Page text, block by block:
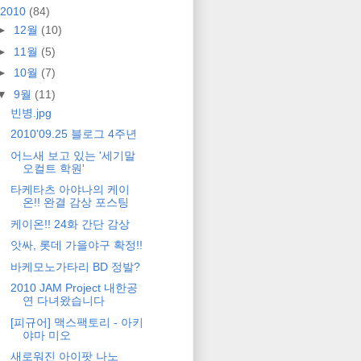
2010 (84)
12월 (10)
11월 (5)
10월 (7)
9월 (11)
빈병.jpg
2010'09.25 블로그 4주년
어느새 보고 있는 '세기말
오컬트 학원'
타케타츠 아야나의 케이
온!! 완결 감상 포스팅
케이온!! 24화 간단 감상
앗싸, 롯데 가을야구 확정!!
바케모노가타리 BD 정발?
2010 JAM Project 내한공
연 다녀왔습니다
[피규어] 맥스팩토리 - 아키
야마 미오
새로워진 아이팟 나노